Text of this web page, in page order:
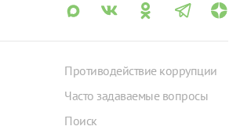
Противодействие коррупции
Часто задаваемые вопросы
Поиск